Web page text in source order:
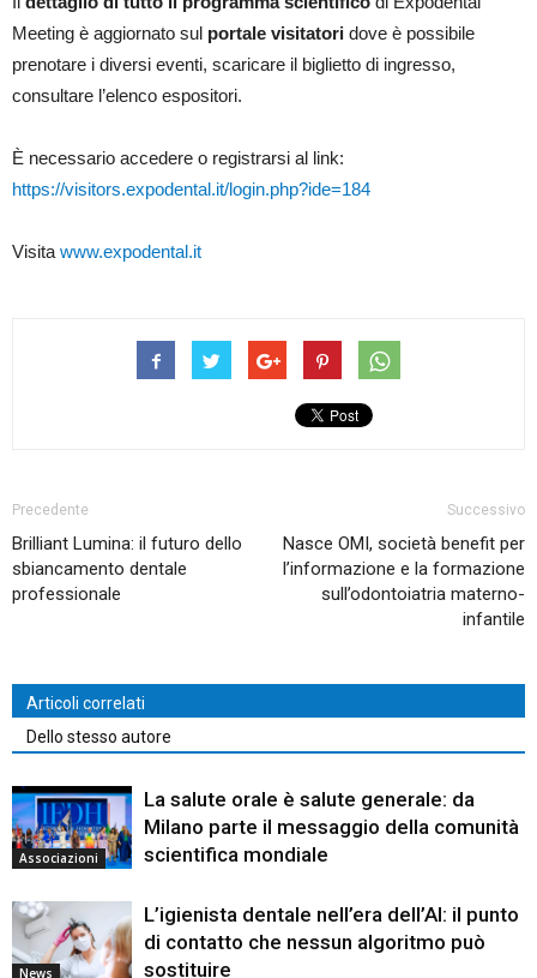
Meeting è aggiornato sul portale visitatori dove è possibile
prenotare i diversi eventi, scaricare il biglietto di ingresso,
consultare l’elenco espositori.
È necessario accedere o registrarsi al link:
https://visitors.expodental.it/login.php?ide=184
Visitawww.expodental.it
Precedente
Brilliant Lumina: il futuro dello
sbiancamento dentale
professionale
Successivo
Nasce OMI, società benefit per
l’informazione e la formazione
sull’odontoiatria materno-
infantile
Articoli correlati
Dello stesso autore
Associazioni
La salute orale è salute generale: da
Milano parte il messaggio della comunità
scientifica mondiale
News
L’igienista dentale nell’era dell’AI: il punto
di contatto che nessun algoritmo può
sostituire